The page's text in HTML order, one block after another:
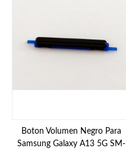
Boton Volumen Negro Para
Samsung Galaxy A13 5G SM-